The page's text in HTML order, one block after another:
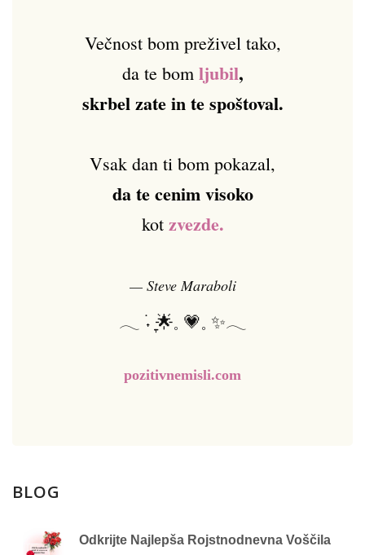
Večnost bom preživel tako,
da te bom ljubil,
skrbel zate in te spoštoval.
Vsak dan ti bom pokazal,
da te cenim visoko
kot zvezde.
— Steve Maraboli
𓂃 ࣪˖ ִֶָ🌟𓈒 💗𓈒 ✨𓂃
pozitivnemisli.com
BLOG
Odkrijte Najlepša Rojstnodnevna Voščila